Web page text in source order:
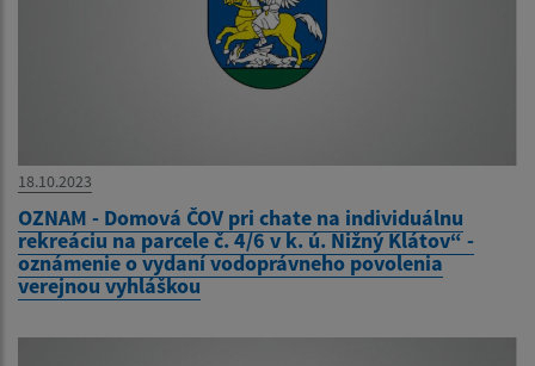
18.10.2023
OZNAM - Domová ČOV pri chate na individuálnu
rekreáciu na parcele č. 4/6 v k. ú. Nižný Klátov“ -
oznámenie o vydaní vodoprávneho povolenia
verejnou vyhláškou